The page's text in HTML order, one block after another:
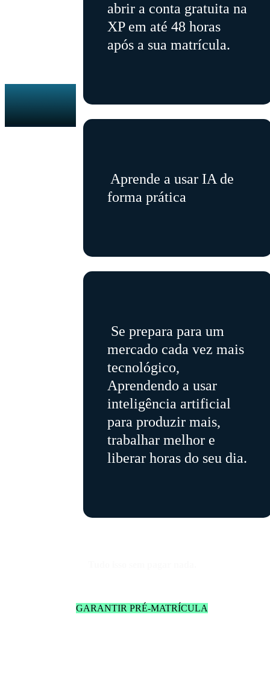
abrir a conta gratuita na
XP em até 48 horas
após a sua matrícula.
Aprende a usar IA de
forma prática
Se prepara para um
mercado cada vez mais
tecnológico,
Aprendendo a usar
inteligência artificial
para produzir mais,
trabalhar melhor e
liberar horas do seu dia.
GARANTIR PRÉ-MATRÍCULA